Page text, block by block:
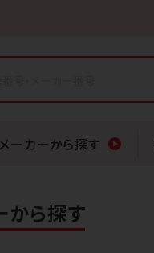
メーカーから探す
から探す